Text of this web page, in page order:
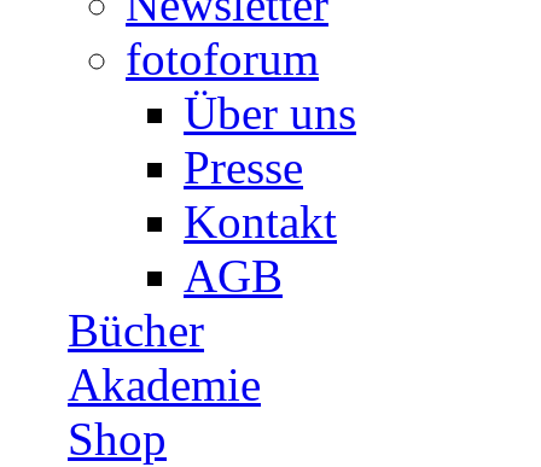
fotoforum
Über uns
Presse
Kontakt
AGB
Bücher
Akademie
Shop